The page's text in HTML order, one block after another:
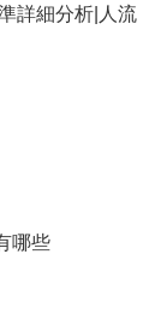
詳細分析|人流
哪些